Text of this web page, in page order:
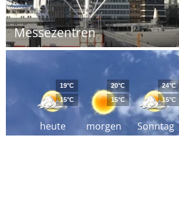
Messezentren
heute
19°C
15°C
morgen
20°C
15°C
Sonntag
24°C
15°C